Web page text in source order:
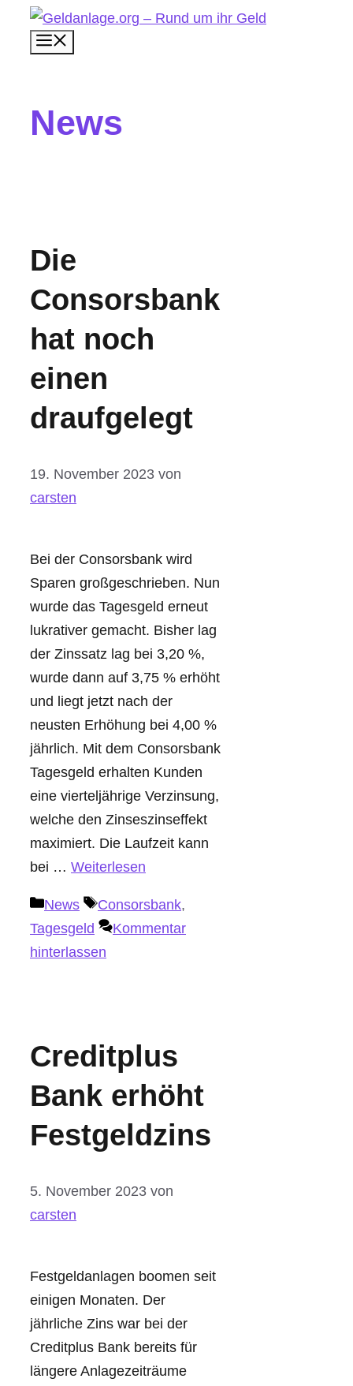
Zum
Inhalt
News
Die
Consorsbank
hat noch
einen
draufgelegt
19. November 2023 von
carsten
Bei der Consorsbank wird
Sparen großgeschrieben. Nun
wurde das Tagesgeld erneut
lukrativer gemacht. Bisher lag
der Zinssatz lag bei 3,20 %,
wurde dann auf 3,75 % erhöht
und liegt jetzt nach der
neusten Erhöhung bei 4,00 %
jährlich. Mit dem Consorsbank
Tagesgeld erhalten Kunden
eine vierteljährige Verzinsung,
welche den Zinseszinseffekt
maximiert. Die Laufzeit kann
bei … Weiterlesen
Kategorien
News Schlagwörter
Consorsbank,
Tagesgeld
Kommentar
hinterlassen
Creditplus
Bank erhöht
Festgeldzins
5. November 2023 von
carsten
Festgeldanlagen boomen seit
einigen Monaten. Der
jährliche Zins war bei der
Creditplus Bank bereits für
längere Anlagezeiträume